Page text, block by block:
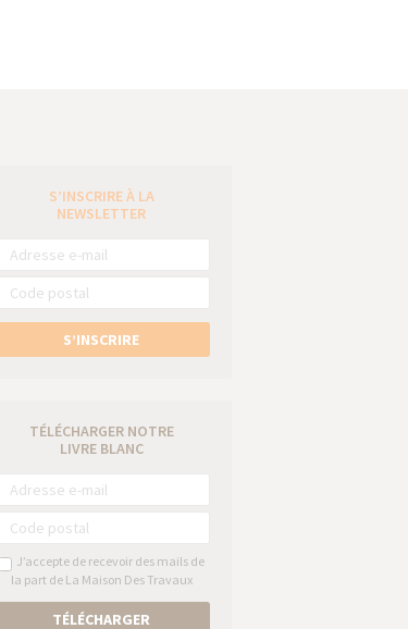
S’INSCRIRE À LA
NEWSLETTER
S’INSCRIRE
TÉLÉCHARGER NOTRE
LIVRE BLANC
J’accepte de recevoir des mails de
la part de La Maison Des Travaux
TÉLÉCHARGER